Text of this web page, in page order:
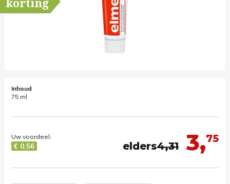
korting
Inhoud
75 ml
3,75
elders4,31
Uw voordeel:
€ 0,56